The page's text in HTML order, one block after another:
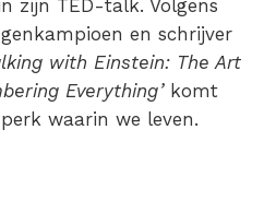
zijn TED-talk. Volgens
en schrijver
with Einstein: The Art
Everything’komt
waarin we leven.